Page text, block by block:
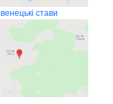
стави